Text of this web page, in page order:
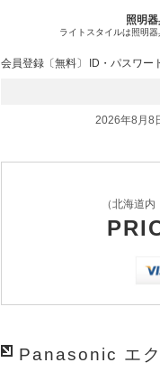
照明
ライトスタイルは照明
会員登録〔無料〕 ID・パスワー
2026年8月8
（北海道
Panasonic エ